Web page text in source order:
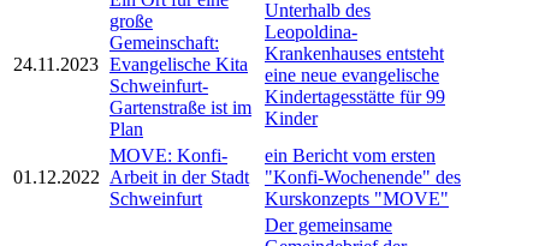
24.11.2023
große
Gemeinschaft:
Evangelische Kita
Schweinfurt-
Gartenstraße ist im
Plan
Unterhalb des
Leopoldina-
Krankenhauses entsteht
eine neue evangelische
Kindertagesstätte für 99
Kinder
01.12.2022
MOVE: Konfi-
Arbeit in der Stadt
Schweinfurt
ein Bericht vom ersten
"Konfi-Wochenende" des
Kurskonzepts "MOVE"
Der gemeinsame